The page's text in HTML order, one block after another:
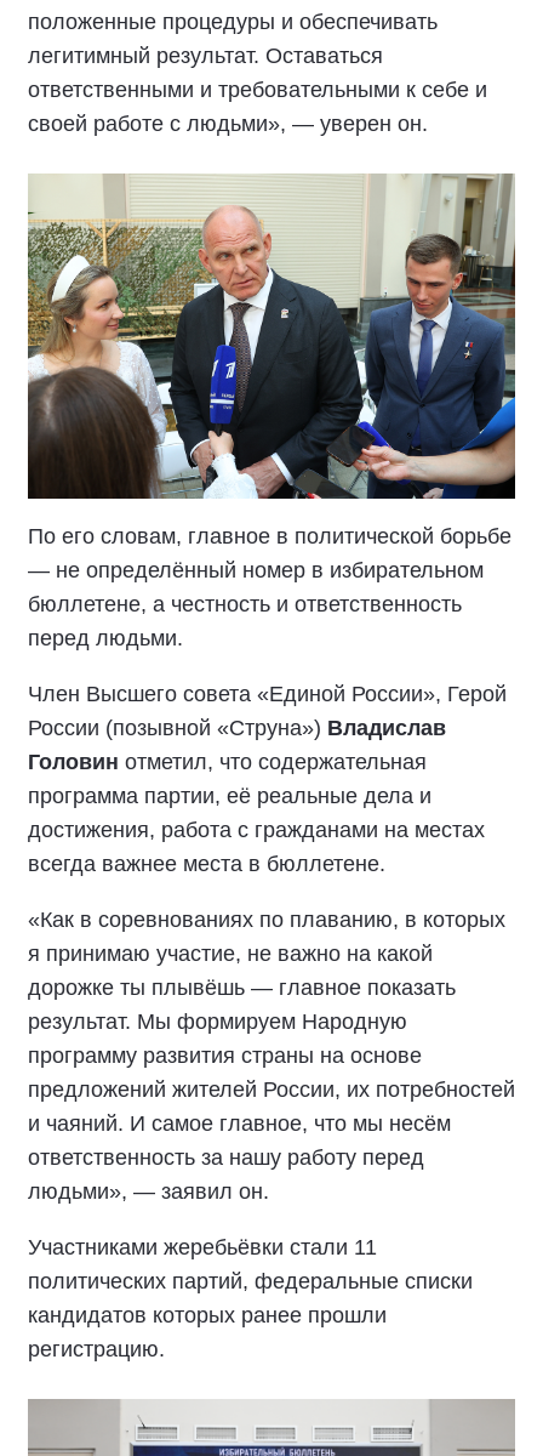
положенные процедуры и обеспечивать
легитимный результат. Оставаться
ответственными и требовательными к себе и
своей работе с людьми», — уверен он.
По его словам, главное в политической борьбе
— не определённый номер в избирательном
бюллетене, а честность и ответственность
перед людьми.
Член Высшего совета «Единой России», Герой
России (позывной «Струна») Владислав
Головин отметил, что содержательная
программа партии, её реальные дела и
достижения, работа с гражданами на местах
всегда важнее места в бюллетене.
«Как в соревнованиях по плаванию, в которых
я принимаю участие, не важно на какой
дорожке ты плывёшь — главное показать
результат. Мы формируем Народную
программу развития страны на основе
предложений жителей России, их потребностей
и чаяний. И самое главное, что мы несём
ответственность за нашу работу перед
людьми», — заявил он.
Участниками жеребьёвки стали 11
политических партий, федеральные списки
кандидатов которых ранее прошли
регистрацию.